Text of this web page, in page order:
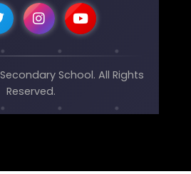
School. All Rights
Reserved.